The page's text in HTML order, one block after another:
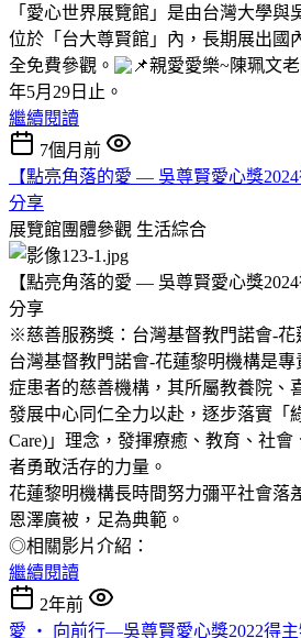
「愛心世界展覽館」是由台灣大學與
位於「台大尊賢館」內，長期展出國
全免費參觀。
親愛愛樂~陳珮文
年5月29日止。
繼續閱讀
7個月前
【點亮角落的愛 — 吳尊賢愛心獎
分享
展覽館團體參觀 生活綜合
【點亮角落的愛 — 吳尊賢愛心獎
分享
※慈善服務獎：台灣基督教門諾會-花
台灣基督教門諾會-花蓮黎明機構是
症患者的慈善機構，其所屬教養院、
發展中心同仁全力以赴，逐步落實「
Care)」理念，發揮療癒、教育、社
者勇敢活存的力量。
花蓮黎明機構長時間努力彌平社會落
恩澤廣被，足為典範。
◎相關影片介紹：
繼續閱讀
2年前
愛 ‧ 向前行—吳尊賢愛心獎2022得